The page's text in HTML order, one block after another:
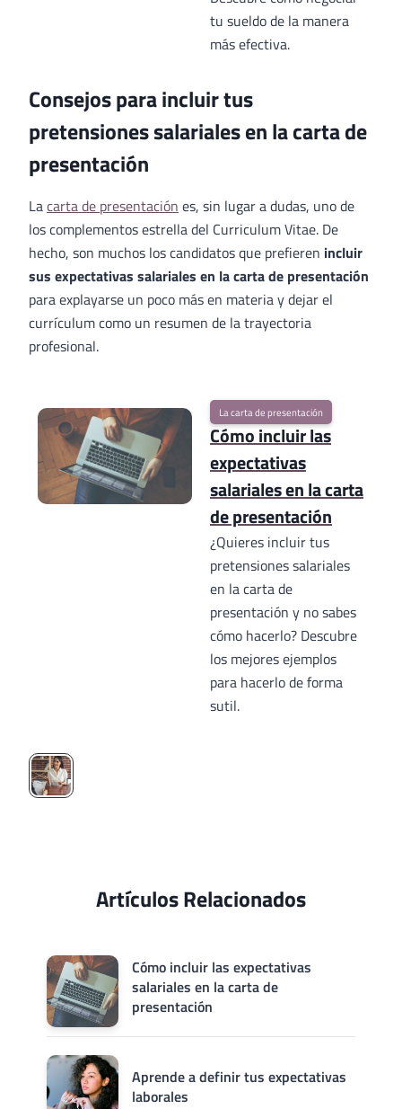
tu sueldo de la manera
más efectiva.
Consejos para incluir tus
pretensiones salariales en la carta de
presentación
Lacarta de presentación es, sin lugar a dudas, uno de
los complementos estrella del Curriculum Vitae. De
hecho, son muchos los candidatos que prefieren incluir
sus expectativas salariales en la carta de presentación
para explayarse un poco más en materia y dejar el
currículum como un resumen de la trayectoria
profesional.
La carta de presentación
Cómo incluir las
expectativas
salariales en la carta
de presentación
¿Quieres incluir tus
pretensiones salariales
en la carta de
presentación y no sabes
cómo hacerlo? Descubre
los mejores ejemplos
para hacerlo de forma
sutil.
Artículos Relacionados
Cómo incluir las expectativas
salariales en la carta de
presentación
Aprende a definir tus expectativas
laborales